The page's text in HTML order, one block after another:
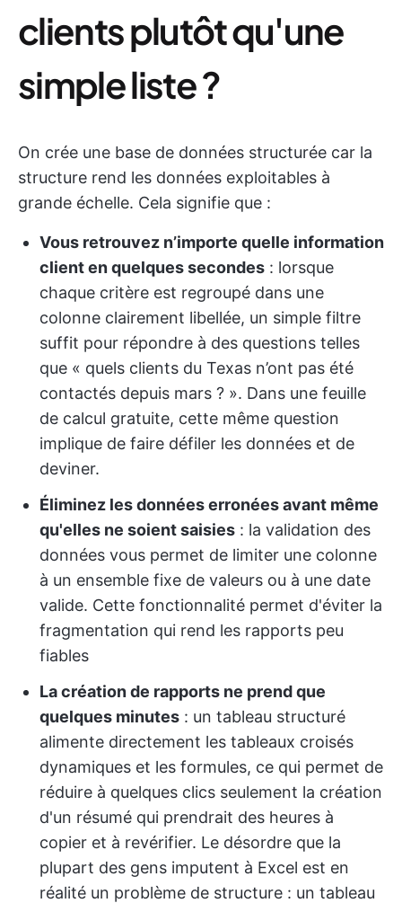
clients plutôt qu'une
simple liste ?
On crée une base de données structurée car la
structure rend les données exploitables à
grande échelle. Cela signifie que :
Vous retrouvez n’importe quelle information
client en quelques secondes : lorsque
chaque critère est regroupé dans une
colonne clairement libellée, un simple filtre
suffit pour répondre à des questions telles
que « quels clients du Texas n’ont pas été
contactés depuis mars ? ». Dans une feuille
de calcul gratuite, cette même question
implique de faire défiler les données et de
deviner.
Éliminez les données erronées avant même
qu'elles ne soient saisies : la validation des
données vous permet de limiter une colonne
à un ensemble fixe de valeurs ou à une date
valide. Cette fonctionnalité permet d'éviter la
fragmentation qui rend les rapports peu
fiables
La création de rapports ne prend que
quelques minutes : un tableau structuré
alimente directement les tableaux croisés
dynamiques et les formules, ce qui permet de
réduire à quelques clics seulement la création
d'un résumé qui prendrait des heures à
copier et à revérifier. Le désordre que la
plupart des gens imputent à Excel est en
réalité un problème de structure : un tableau